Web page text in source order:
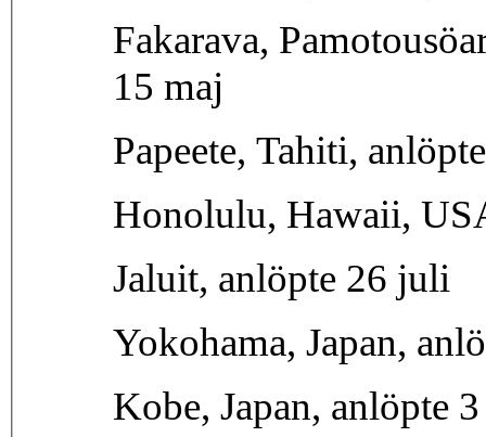
Fakarava,
15 maj
Papeete, Tahiti,
Honolulu, Hawaii,
Jaluit, anlöpte 26 juli
Yokohama, Japan,
Kobe, Japan, anlöpte